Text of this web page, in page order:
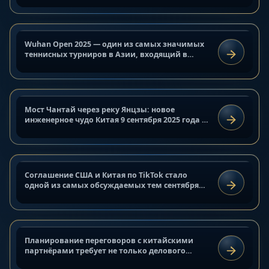
9 ноября. Турнир, известный...
НОВОСТИ
теннисный турнир в Китае
Wuhan Open 2025 — один из самых значимых
теннисных турниров в Азии, входящий в
2025 года в китайском городе Ухань....
ЧИТАТЬ
НОВОСТИ
Мост Чантай — инженерное чудо
через реку Янцзы
Мост Чантай через реку Янцзы: новое
инженерное чудо Китая 9 сентября 2025 года в
мост Чантай через реку Янцзы —...
ЧИТАТЬ
НОВОСТИ
Соглашение США и Китая по
TikTok: что изменится
Соглашение США и Китая по TikTok стало
одной из самых обсуждаемых тем сентября
переговоров стороны объявили о...
ЧИТАТЬ
КУЛЬТУРА
Как выбрать удачный день для
переговоров с китайскими
партнёрами
Планирование переговоров с китайскими
партнёрами требует не только делового
ЧИТАТЬ
Мифы о фабриках Китай: правда
и заблуждения | Производство